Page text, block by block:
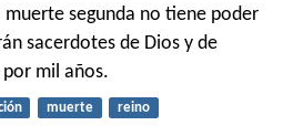
segunda no tiene poder
sacerdotes de Dios y de
mil años.
muerte reino